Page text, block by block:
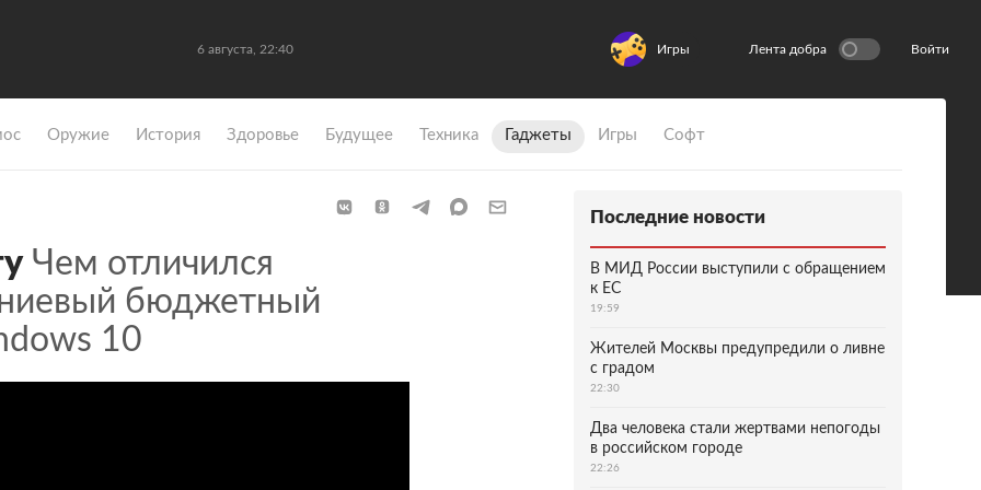
6 августа, 22:40 Игры Лента добра Войти
Оружие История Здоровье Будущее Техника Гаджеты Игры Софт
Чем отличился
бюджетный
10
Последние новости
В МИД России выступили с обращением
к ЕС
19:59
Жителей Москвы предупредили о ливне
с градом
22:30
Два человека стали жертвами непогоды
в российском городе
22:26